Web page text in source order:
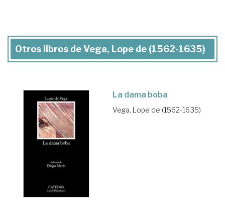
Otros libros de Vega, Lope de (1562-1635)
La dama boba
Vega, Lope de (1562-1635)